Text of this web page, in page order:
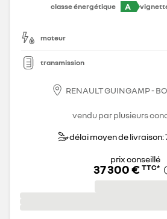
classe énergétique
A
moteur
transmission
RENAULT GUINGAMP -
vendu par plusieurs
délai moyen de livraison:
prix conseillé
37 300 € TTC*